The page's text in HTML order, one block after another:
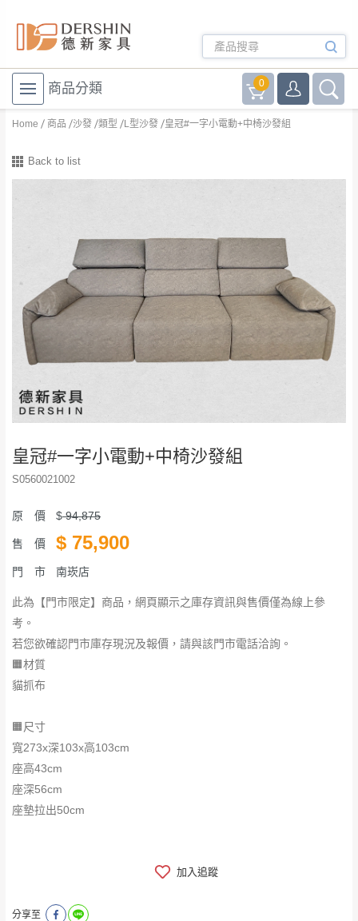
商品分類 0
Home 商品 沙發 類型 L型沙發 皇冠#一字小電動+中椅沙發組
Back to list
皇冠#一字小電動+中椅沙發組
S0560021002
原 價 $94,875
售 價 $ 75,900
門 市 南崁店
此為【門市限定】商品，網頁顯示之庫存資訊與售價僅為線上參
考。
若您欲確認門市庫存現況及報價，請與該門市電話洽詢。
🟧材質
貓抓布
🟧尺寸
寬273x深103x高103cm
座高43cm
座深56cm
座墊拉出50cm
加入追蹤
分享至